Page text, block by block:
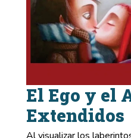
El Ego y el
Extendidos